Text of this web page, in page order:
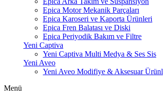
Epica Motor Mekanik Parçaları
Epica Karoseri ve Kaporta Ürünleri
Epica Fren Balatası ve Diski
Epica Periyodik Bakım ve Filtre
Yeni Captiva
Yeni Captiva Multi Medya & Ses Sis
Yeni Aveo
Yeni Aveo Modifiye & Aksesuar Ürünl
Menü